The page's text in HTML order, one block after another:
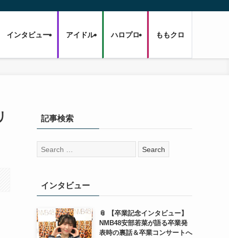
インタビュー アイドル ハロプロ ももクロ
記事検索
検
索:
インタビュー
📎 【卒業記念インタビュー】
NMB48安部若菜が語る卒業発
表時の裏話＆卒業コンサートへ